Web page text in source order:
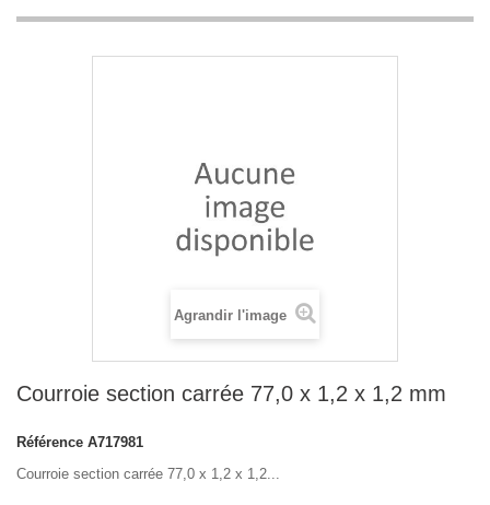
Agrandir l'image
Courroie section carrée 77,0 x 1,2 x 1,2 mm
Référence A717981
Courroie section carrée 77,0 x 1,2 x 1,2...